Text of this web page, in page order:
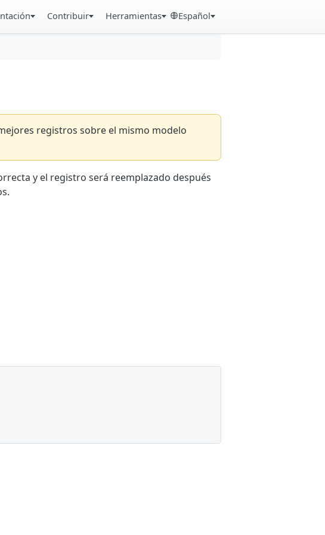
Contribuir Herramientas Español
registros sobre el mismo modelo
y el registro será reemplazado después